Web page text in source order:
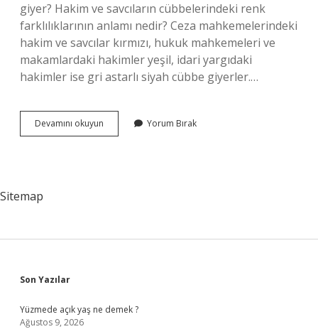
giyer? Hakim ve savcıların cübbelerindeki renk
farklılıklarının anlamı nedir? Ceza mahkemelerindeki
hakim ve savcılar kırmızı, hukuk mahkemeleri ve
makamlardaki hakimler yeşil, idari yargıdaki
hakimler ise gri astarlı siyah cübbe giyerler.…
Devamını okuyun
Ne
Yorum Bırak
Sitemap
Sidebar
Son Yazılar
Yüzmede açık yaş ne demek ?
Ağustos 9, 2026